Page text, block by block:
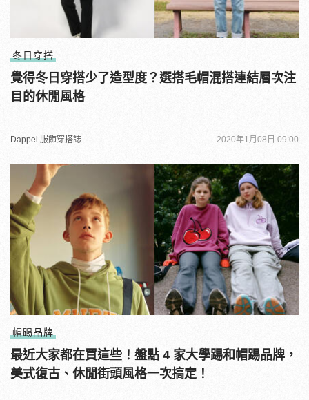
冬日穿搭
覺得冬日穿搭少了造型度？選搭毛帽混搭連結層次注
目的休閒風格
Dappei 服飾穿搭誌 2020年1月08日 09:00
帽踢品牌
最近大家都在買這些！盤點 4 家大學踢和帽踢品牌，
美式復古、休閒街頭風格一次搞定！